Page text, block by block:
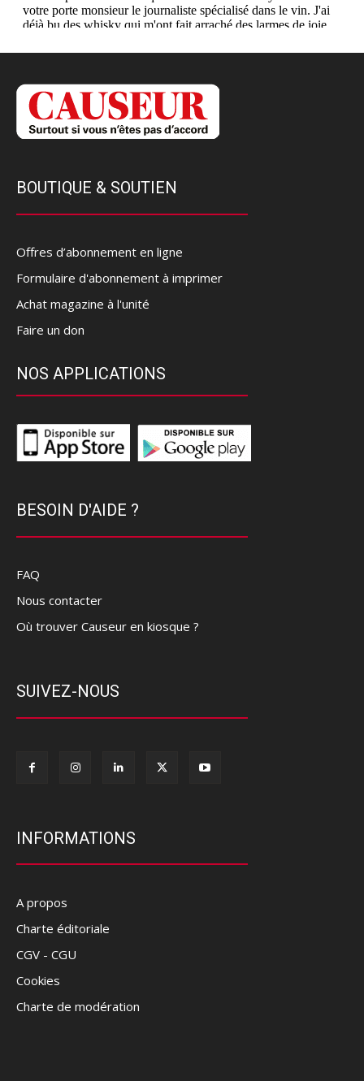
BOUTIQUE & SOUTIEN
Offres d’abonnement en ligne
Formulaire d'abonnement à imprimer
Achat magazine à l'unité
Faire un don
NOS APPLICATIONS
BESOIN D'AIDE ?
FAQ
Nous contacter
Où trouver Causeur en kiosque ?
SUIVEZ-NOUS
INFORMATIONS
A propos
Charte éditoriale
CGV - CGU
Cookies
Charte de modération